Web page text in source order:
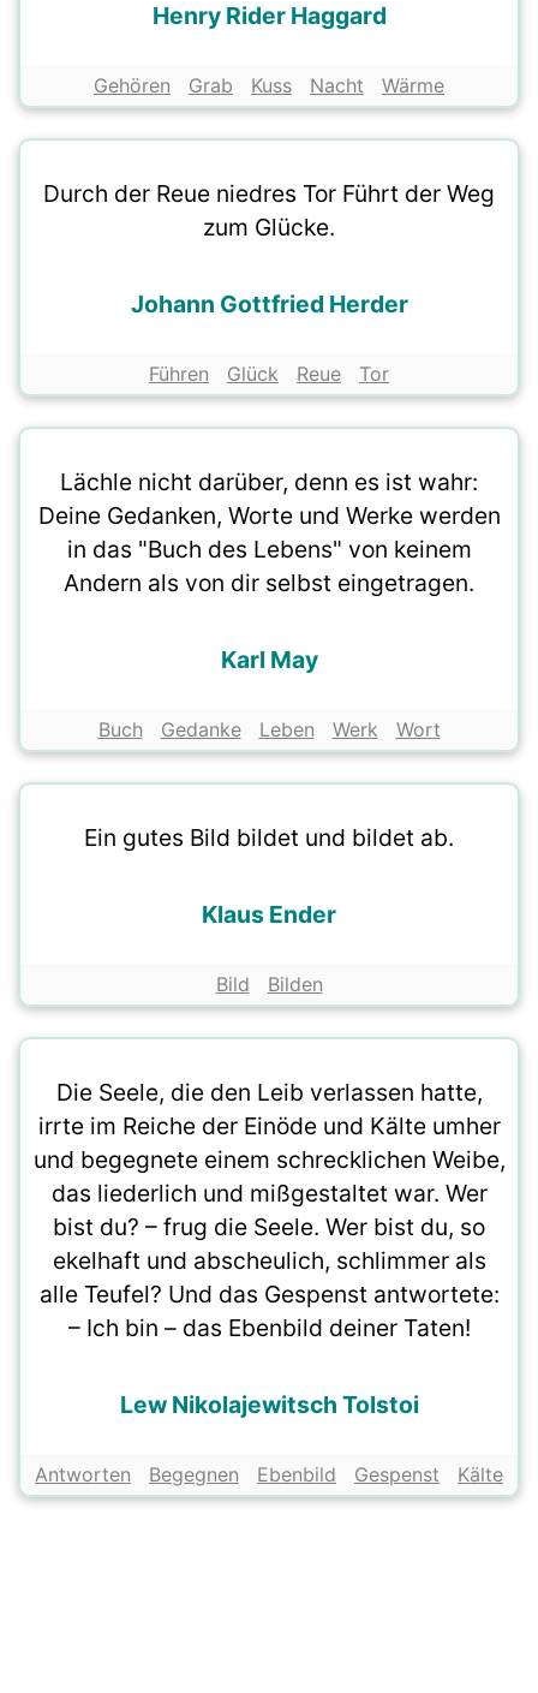
Henry Rider Haggard
Gehören Grab Kuss Nacht Wärme
Durch der Reue niedres Tor Führt der Weg
zum Glücke.
Johann Gottfried Herder
Führen Glück Reue Tor
Lächle nicht darüber, denn es ist wahr:
Deine Gedanken, Worte und Werke werden
in das "Buch des Lebens" von keinem
Andern als von dir selbst eingetragen.
Karl May
Buch Gedanke Leben Werk Wort
Ein gutes Bild bildet und bildet ab.
Klaus Ender
Bild Bilden
Die Seele, die den Leib verlassen hatte,
irrte im Reiche der Einöde und Kälte umher
und begegnete einem schrecklichen Weibe,
das liederlich und mißgestaltet war. Wer
bist du? – frug die Seele. Wer bist du, so
ekelhaft und abscheulich, schlimmer als
alle Teufel? Und das Gespenst antwortete:
– Ich bin – das Ebenbild deiner Taten!
Lew Nikolajewitsch Tolstoi
Antworten Begegnen Ebenbild Gespenst Kälte